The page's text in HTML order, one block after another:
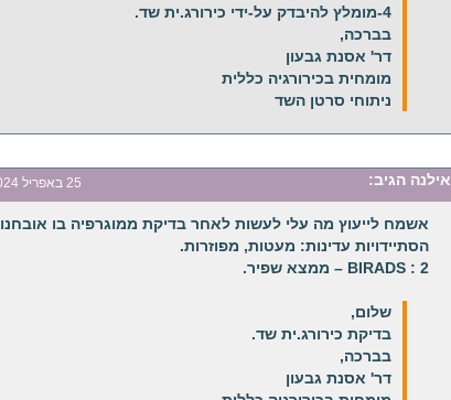
4-מומלץ להיבדק על-ידי כירורג.ית שד.
בברכה,
דר' אסנת גבעון
מומחית בכירורגיה כללית
ניתוחי סרטן השד
אילנה הגיב: 25 באפריל 2024 בשעה 23:20
אשמח לייעוץ מה עלי לעשות לאחר בדיקת ממוגרפיה בו אובחנו
הסתיידויות עדינות: מעטות, מפוזרות.
2 : BIRADS – ממצא שפיר.
שלום,
בדיקת כירורג.ית שד.
בברכה,
דר' אסנת גבעון